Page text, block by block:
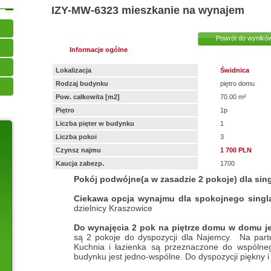
IZY-MW-6323mieszkanie na wynajem
Powrót do
Informacje ogólne
Lokalizacja
Świdnica
Rodzaj budynku
piętro domu
Pow. całkowita [m2]
70.00 m²
Piętro
1p
Liczba pięter w budynku
1
Liczba pokoi
3
Czynsz najmu
1 700 PLN
Kaucja zabezp.
1700
Pokój podwójne(a w zasadzie 2 pokoje) dla
Ciekawa opcja wynajmu dla spokojnego
dzielnicy Kraszowice
Do wynajęcia 2 pok na piętrze domu w domu
są 2 pokoje do dyspozycji dla Najemcy. Na
Kuchnia i łazienka są przeznaczone do
budynku jest jedno-wspólne. Do dyspozycji piękny